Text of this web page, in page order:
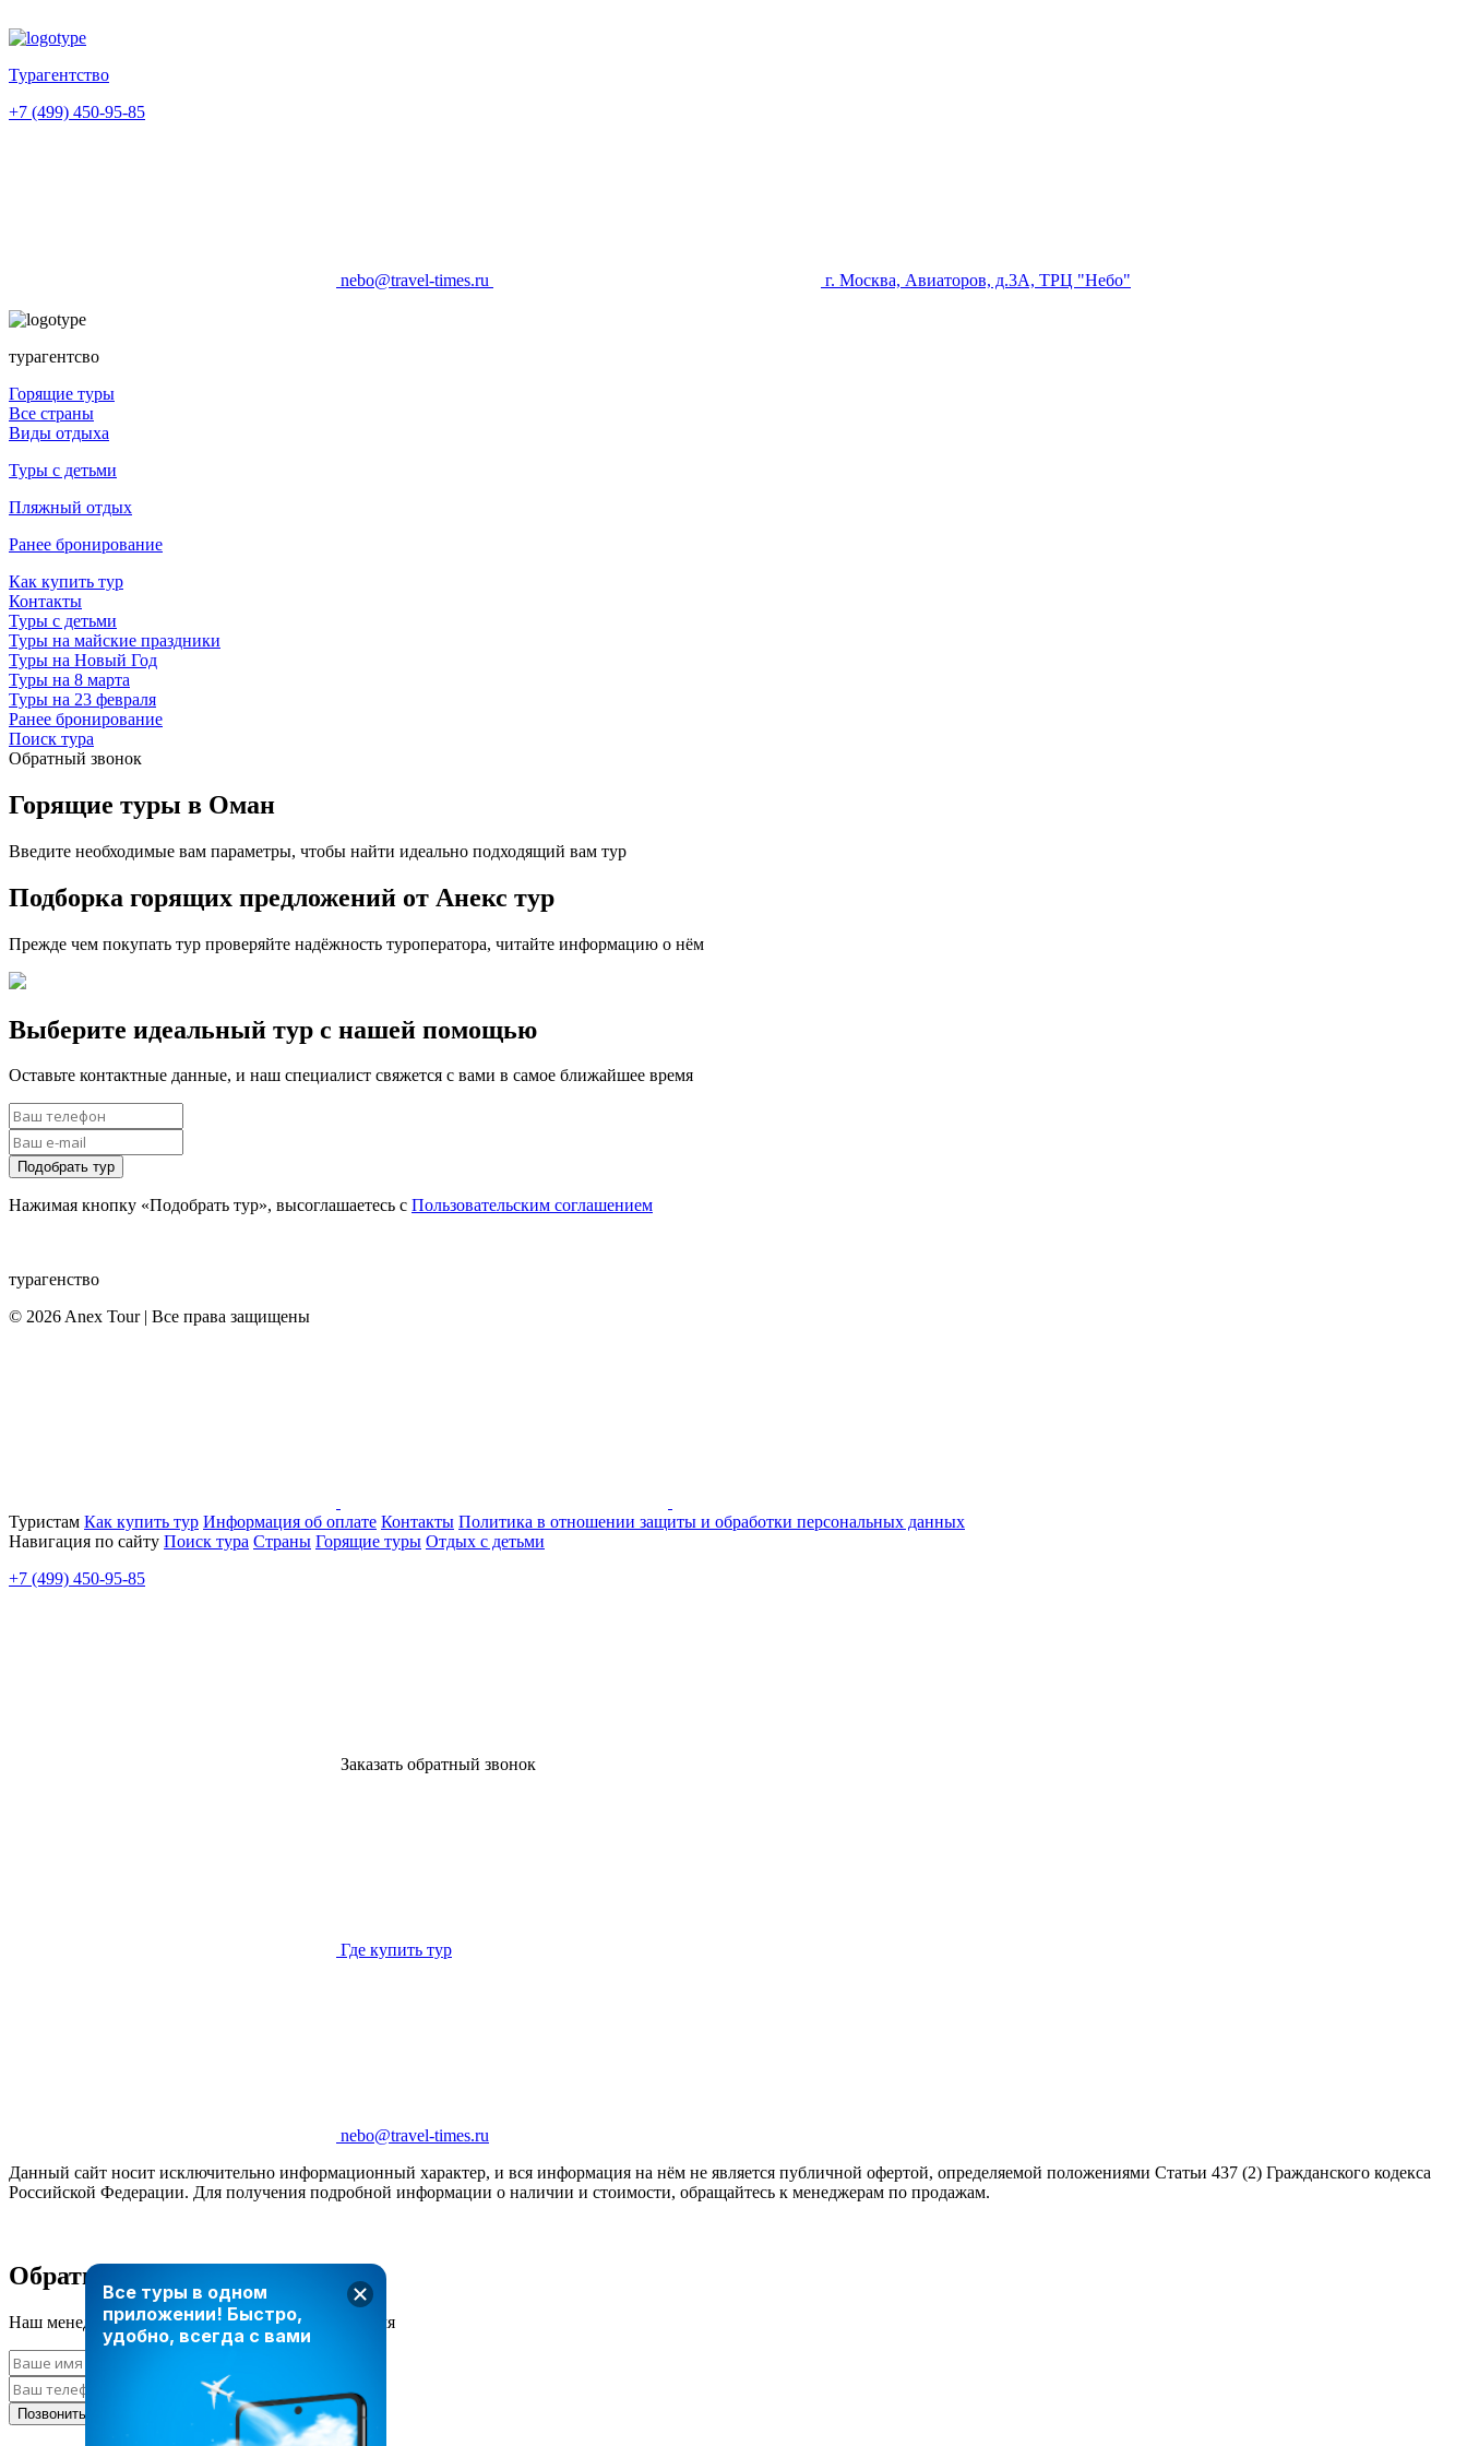
Турагентство
+7 (499) 450-95-85
nebo@travel-times.ru г. Москва, Авиаторов, д.3А, ТРЦ "Небо"
турагентсво
Горящие туры
Все страны
Виды отдыха
Туры с детьми
Пляжный отдых
Ранее бронирование
Как купить тур
Контакты
Туры с детьми
Туры на майские праздники
Туры на Новый Год
Туры на 8 марта
Туры на 23 февраля
Ранее бронирование
Поиск тура
Обратный звонок
Горящие туры в Оман
Введите необходимые вам параметры, чтобы найти идеально подходящий вам тур
Подборка горящих предложений от Анекс тур
Прежде чем покупать тур проверяйте надёжность туроператора, читайте информацию о нём
Выберите идеальный тур с нашей помощью
Оставьте контактные данные, и наш специалист свяжется с вами в самое ближайшее время
Подобрать тур
Нажимая кнопку «Подобрать тур», высоглашаетесь с Пользовательским соглашением
Все туры в одном
приложении! Быстро,
удобно, всегда с вами
турагенство
© 2026 Anex Tour | Все права защищены
Туристам Как купить тур Информация об оплате Контакты Политика в отношении защиты и обработки персональных данных
Навигация по сайту Поиск тура Страны Горящие туры Отдых с детьми
+7 (499) 450-95-85
Заказать обратный звонок
Где купить тур
nebo@travel-times.ru
Данный сайт носит исключительно информационный характер, и вся информация на нём не является публичной офертой, определяемой положениями Статьи 437 (2) Гражданского кодекса
Российской Федерации. Для получения подробной информации о наличии и стоимости, обращайтесь к менеджерам по продажам.
Обратный звонок
Наш менеджер свяжется с вами в ближайшее время
Позвонить мне